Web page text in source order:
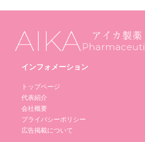
インフォメーション
トップページ
代表紹介
会社概要
プライバシーポリシー
広告掲載について